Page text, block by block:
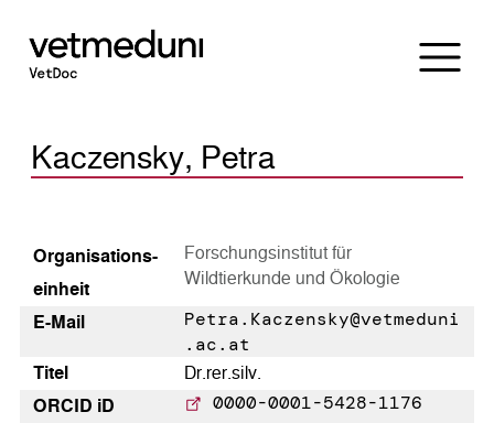
Kaczensky, Petra
Organisations­
einheit
Forschungsinstitut für
Wildtierkunde und Ökologie
E-Mail
Petra.Kaczensky@vetmeduni
.ac.at
Titel
Dr.rer.silv.
ORCID iD
0000-0001-5428-1176